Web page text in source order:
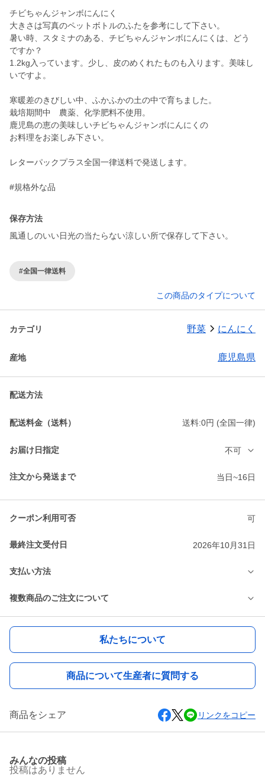
チビちゃんジャンボにんにく
大きさは写真のペットボトルのふたを参考にして下さい。
暑い時、スタミナのある、チビちゃんジャンボにんにくは、どう
ですか？
1.2kg入っています。少し、皮のめくれたものも入ります。美味し
いですよ。
寒暖差のきびしい中、ふかふかの土の中で育ちました。
栽培期間中 農薬、化学肥料不使用。
鹿児島の恵の美味しいチビちゃんジャンボにんにくの
お料理をお楽しみ下さい。
レターパックプラス全国一律送料で発送します。
#規格外な品
保存方法
風通しのいい日光の当たらない涼しい所で保存して下さい。
#全国一律送料
この商品のタイプについて
カテゴリ 野菜 にんにく
産地 鹿児島県
配送方法
配送料金（送料） 送料:0円 (全国一律)
お届け日指定 不可
注文から発送まで 当日~16日
クーポン利用可否 可
最終注文受付日 2026年10月31日
支払い方法
複数商品のご注文について
私たちについて
商品について生産者に質問する
商品をシェア リンクをコピー
みんなの投稿
投稿はありません